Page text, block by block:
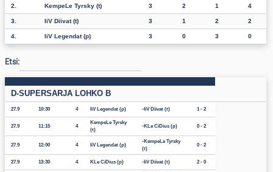
2. KempeLe Tyrsky (t) 3 2 1 4
3. IiV Diivat (t) 3 1 2 2
4. IiV Legendat (p) 3 0 3 0
Etsi:
D-SUPERSARJA LOHKO B
27.9 10:30 4 IiV Legendat (p) IiV Diivat (t) 1 - 2
27.9 11:15 4
KempeLe Tyrsky
(t)
KLe CiDius (p) 0 - 2
27.9 12:00 4 IiV Legendat (p)
KempeLe Tyrsky
(t)
0 - 2
27.9 13:30 4 KLe CiDius (p) IiV Diivat (t) 2 - 0